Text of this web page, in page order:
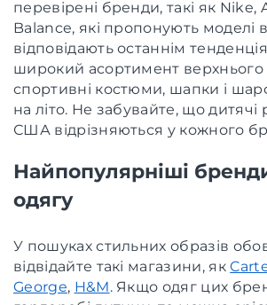
перевірені бренди, такі як Nike,
Balance, які пропонують моделі
відповідають останнім
широкий асортимент верхнього
спортивні костюми, шапки і
на літо. Не забувайте, що дитячі
США відрізняються у кожного
Найпопулярніші
одягу
У пошуках стильних образів
відвідайте такі магазини, як
George, H&M. Якщо одяг цих